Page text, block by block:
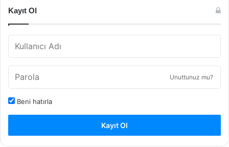
Kayıt Ol
Unuttunuz mu?
Beni hatırla
Kayıt Ol